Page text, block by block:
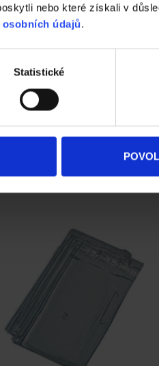
nebo které získali v
osobních údajů.
Statistické
Specialista prodeje